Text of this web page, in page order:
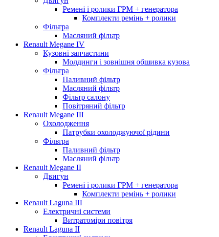
Ремені і ролики ГРМ + генератора
Комплекти ремінь + ролики
Фільтра
Масляний фільтр
Renault Megane IV
Кузовні запчастини
Молдинги і зовнішня обшивка кузова
Фільтра
Паливний фільтр
Масляний фільтр
Фільтр салону
Повітряний фільтр
Renault Megane III
Охолодження
Патрубки охолоджуючої рідини
Фільтра
Паливний фільтр
Масляний фільтр
Renault Megane II
Двигун
Ремені і ролики ГРМ + генератора
Комплекти ремінь + ролики
Renault Laguna III
Електричні системи
Витратоміри повітря
Renault Laguna II